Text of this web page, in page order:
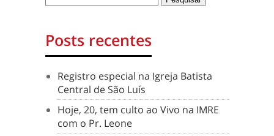
Posts recentes
Registro especial na Igreja Batista
Central de São Luís
Hoje, 20, tem culto ao Vivo na IMRE
com o Pr. Leone